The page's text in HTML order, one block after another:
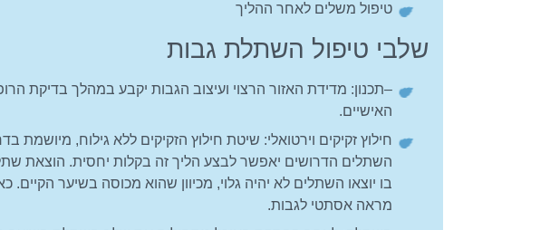
טיפול משלים לאחר ההליך
שלבי טיפול השתלת גבות
–תכנון: מדידת האזור הרצוי ועיצוב הגבות יקבע במהלך בדיקת
האישיים.
חילוץ זקיקים וירטואלי: שיטת חילוץ הזקיקים ללא גילוח,
השתלים הדרושים יאפשר לבצע הליך זה בקלות יחסית. הוצאת
בו יוצאו השתלים לא יהיה גלוי, מכיוון שהוא מכוסה בשיער
מראה אסתטי לגבות.